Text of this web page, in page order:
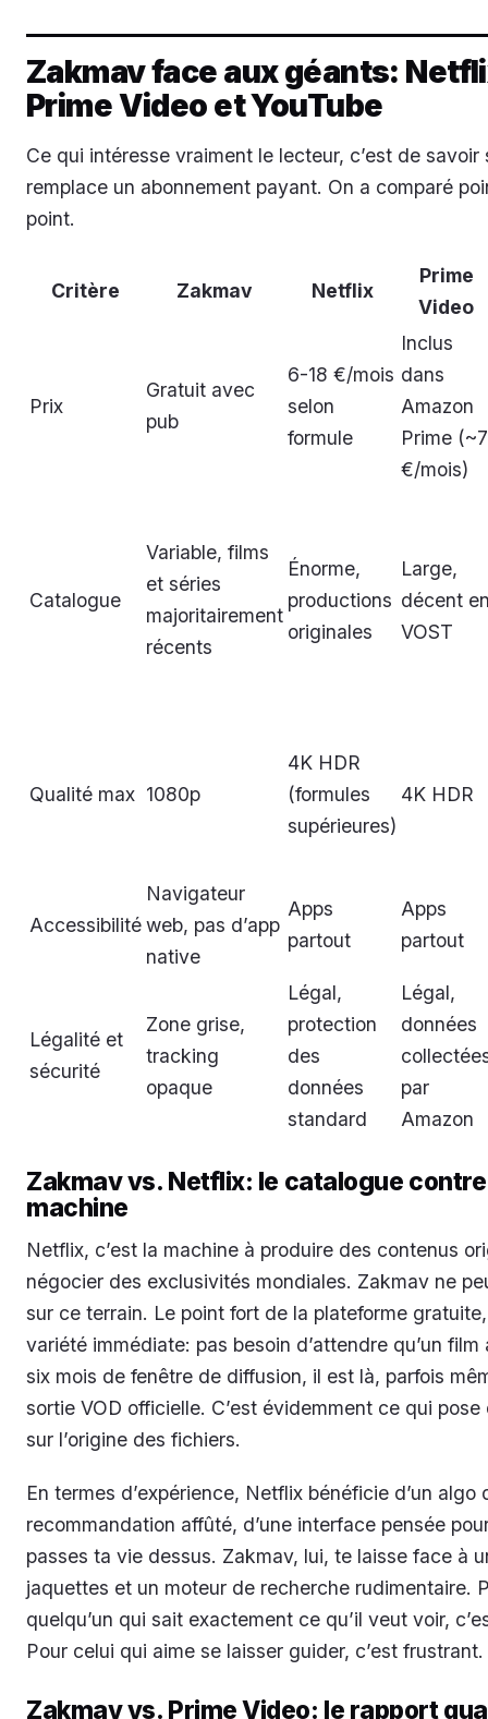
Zakmav face aux géants:
Prime Video et YouTube
Ce qui intéresse vraiment le lecteur, c’est de savoir
remplace un abonnement payant. On a comparé
point.
Critère Zakmav Netflix
Prime
Video
Prix
Gratuit avec
pub
6-18 €/mois
selon
formule
Inclus
dans
Amazon
Prime (~7
€/mois)
Catalogue
Variable, films
et séries
majoritairement
récents
Énorme,
productions
originales
Large,
décent
VOST
Qualité max 1080p
4K HDR
(formules
supérieures)
4K HDR
Accessibilité
Navigateur
web, pas d’app
native
Apps
partout
Apps
partout
Légalité et
sécurité
Zone grise,
tracking
opaque
Légal,
protection
des
données
standard
Légal,
données
par
Amazon
Zakmav vs. Netflix: le catalogue
machine
Netflix, c’est la machine à produire des contenus
négocier des exclusivités mondiales. Zakmav ne
sur ce terrain. Le point fort de la plateforme gratuite,
variété immédiate: pas besoin d’attendre qu’un film
six mois de fenêtre de diffusion, il est là, parfois
sortie VOD officielle. C’est évidemment ce qui pose
sur l’origine des fichiers.
En termes d’expérience, Netflix bénéficie d’un algo
recommandation affûté, d’une interface pensée
passes ta vie dessus. Zakmav, lui, te laisse face à
jaquettes et un moteur de recherche rudimentaire.
quelqu’un qui sait exactement ce qu’il veut voir,
Pour celui qui aime se laisser guider, c’est frustrant.
Zakmav vs. Prime Video: le rapport